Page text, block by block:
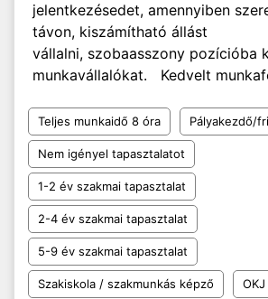
jelentkezésedet, amennyiben
távon, kiszámítható állást
vállalni, szobaasszony pozícióba
munkavállalókat. Kedvelt
Teljes munkaidő 8 óra Pályakezdő/
Nem igényel tapasztalatot
1-2 év szakmai tapasztalat
2-4 év szakmai tapasztalat
5-9 év szakmai tapasztalat
Szakiskola / szakmunkás képző OKJ